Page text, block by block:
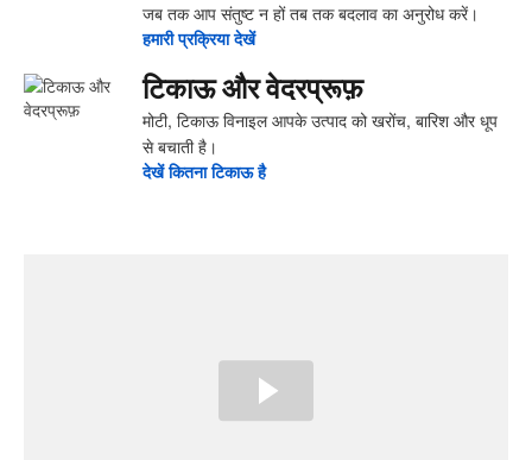
जब तक आप संतुष्ट न हों तब तक बदलाव का अनुरोध करें।
हमारी प्रक्रिया देखें
टिकाऊ और वेदरप्रूफ़
मोटी, टिकाऊ विनाइल आपके उत्पाद को खरोंच, बारिश और धूप
से बचाती है।
देखें ‍कितना ‍टिकाऊ है